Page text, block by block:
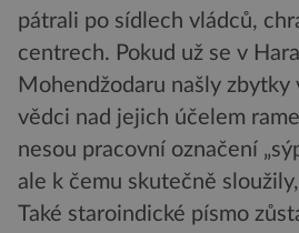
pátrali po sídlech vládců,
centrech. Pokud už se v
Mohendžodaru našly
vědci nad jejich účelem
nesou pracovní označení
ale k čemu skutečně
Také staroindické písmo